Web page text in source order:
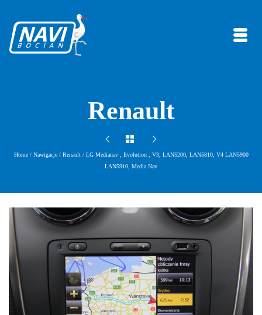
Renault
Home / Nawigacje / Renault / LG Medianav , Evolution , V3, LAN5200, LAN5810, V4 LAN5900
LAN5910, Media Nav